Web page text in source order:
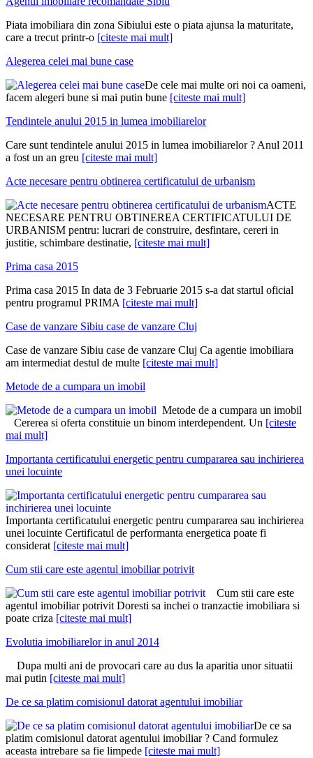
Piata imobiliara din zona Sibiului este o piata ajunsa la maturitate,
care a trecut printr-o [citeste mai mult]
Alegerea celei mai bune case
De cele mai multe ori noi ca oameni,
facem alegeri bune si mai putin bune [citeste mai mult]
Tendintele anului 2015 in lumea imobiliarelor
Care sunt tendintele anului 2015 in lumea imobiliarelor ? Anul 2011
a fost un an greu [citeste mai mult]
Acte necesare pentru obtinerea certificatului de urbanism
ACTE
NECESARE PENTRU OBTINEREA CERTIFICATULUI DE
URBANISM pentru: lucrari de construire, desfintare, cereri in
justitie, schimbare destinatie, [citeste mai mult]
Prima casa 2015
Prima casa 2015 In data de 3 Februarie 2015 s-a dat startul oficial
pentru programul PRIMA [citeste mai mult]
Case de vanzare Sibiu case de vanzare Cluj
Case de vanzare Sibiu case de vanzare Cluj Ca agentie imobiliara
am intermediat destul de multe [citeste mai mult]
Metode de a cumpara un imobil
Metode de a cumpara un imobil
Cererea si oferta constituie un binom interdependent. Un [citeste
mai mult]
Importanta certificatului energetic pentru cumpararea sau inchirierea
unei locuinte
Importanta certificatului energetic pentru cumpararea sau inchirierea
unei locuinte Certificatul de performanta energetica poate fi
considerat [citeste mai mult]
Cum stii care este agentul imobiliar potrivit
Cum stii care este
agentul imobiliar potrivit Doresti sa inchei o tranzactie imobiliara si
poate criza [citeste mai mult]
Evolutia imobiliarelor in anul 2014
Dupa multi ani de provocari care au dus la aparitia unor situatii
mai putin [citeste mai mult]
De ce sa platim comisionul datorat agentului imobiliar
De ce sa
platim comisionul datorat agentului imobiliar ? Cand formulez
aceasta intrebare sa fie limpede [citeste mai mult]